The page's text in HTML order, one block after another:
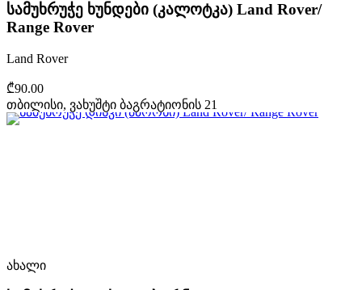
სამუხრუჭე ხუნდები (კალოტკა) Land Rover/
Range Rover
Land Rover
₾90.00
თბილისი, ვახუშტი ბაგრატიონის 21
ახალი